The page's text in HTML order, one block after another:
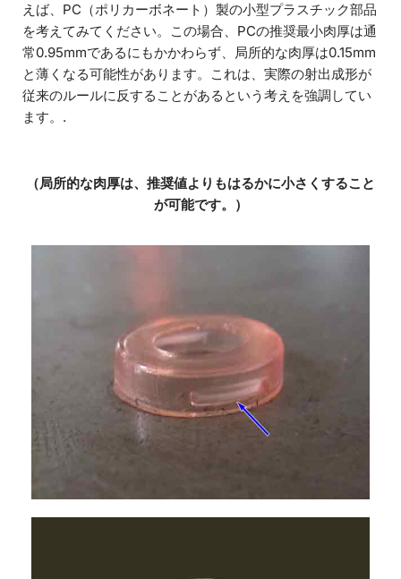
えば、PC（ポリカーボネート）製の小型プラスチック部品
を考えてみてください。この場合、PCの推奨最小肉厚は通
常0.95mmであるにもかかわらず、局所的な肉厚は0.15mm
と薄くなる可能性があります。これは、実際の射出成形が
従来のルールに反することがあるという考えを強調してい
ます。.
（局所的な肉厚は、推奨値よりもはるかに小さくすること
が可能です。）